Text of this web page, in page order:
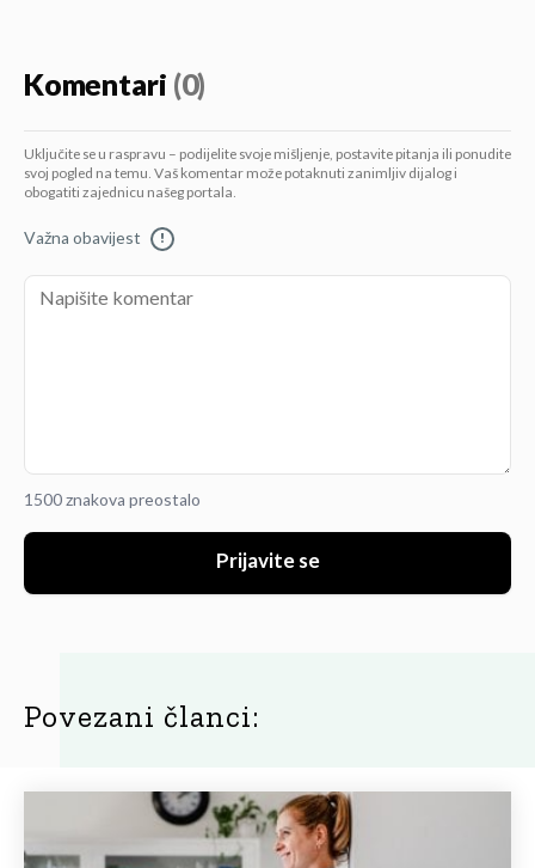
Komentari (0)
Uključite se u raspravu – podijelite svoje mišljenje, postavite pitanja ili ponudite
svoj pogled na temu. Vaš komentar može potaknuti zanimljiv dijalog i
obogatiti zajednicu našeg portala.
Važna obavijest !
1500 znakova preostalo
Prijavite se
Povezani članci: